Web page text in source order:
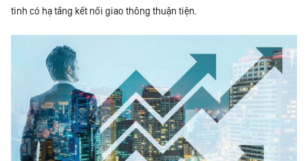
tinh có hạ tầng kết nối giao thông thuận tiện.